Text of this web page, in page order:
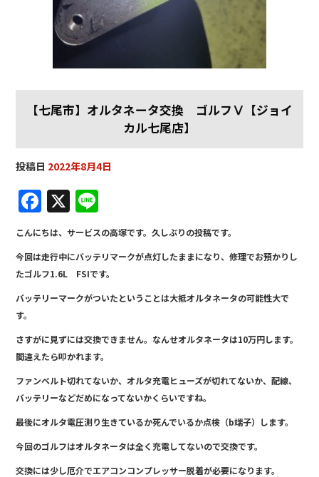
【七尾市】オルタネータ交換 ゴルフⅤ【ジョイ
カル七尾店】
投稿日 2022年8月4日
F
a
c
e
b
o
k
X
n
e
こんにちは、サービスの高塚です。久しぶりの投稿です。
今回は走行中にバッテリマークが点灯したままになり、修理でお預かりし
たゴルフ1.6L FSIです。
バッテリーマークがついたということは大抵オルタネータの可能性大で
す。
さすがに見ずには交換できません。なんせオルタネータは10万円します。
間違えたら叩かれます。
ファンベルト切れてないか、オルタ充電ヒューズが切れてないか、配線、
バッテリーなどだめになってないかくらいですね。
最後にオルタ電圧測り生きているか死んでいるか点検（b端子）します。
今回のゴルフはオルタネータは全く充電してないので交換です。
交換には少し厄介でエアコンコンプレッサー脱着が必要になります。